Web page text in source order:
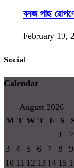
বনজ গাছ
February 19,
Social
Calendar
August 2026
M T W T F S
1
2
3
4 5 6 7 8
9
10 11 12 13 14 15